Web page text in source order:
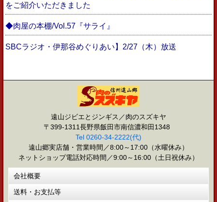
をご紹介いただきました
◆肉屋の本棚/Vol.57『サライ』
SBCラジオ・伊那谷めぐりあい】2/27（木）放送
遠山ジビエとジンギス／肉のスズキヤ
〒399-1311長野県飯田市南信濃和田1348
Tel 0260-34-2222(代)
遠山郷実店舗・営業時間／8:00～17:00（水曜休み）
ネットショップ電話対応時間／9:00～16:00（土日祝休み）
会社概要
送料・お支払等